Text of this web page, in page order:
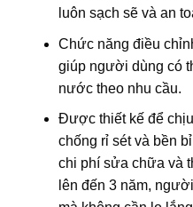
luôn sạch sẽ và an
Chức năng điều
giúp người dùng có
nước theo nhu cầu.
Được thiết kế để
chống rỉ sét và bền
chi phí sửa chữa và
lên đến 3 năm,